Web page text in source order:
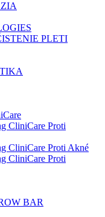
PLETI
CliniCare Proti
CliniCare Proti Akné
CliniCare Proti
BAR